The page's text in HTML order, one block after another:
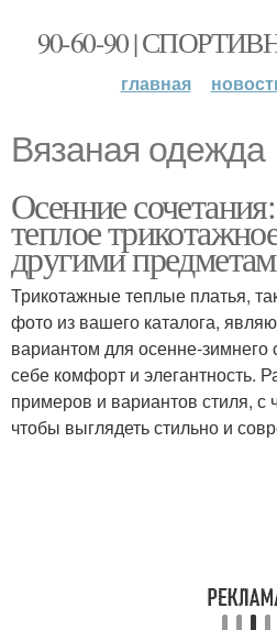
90-60-90 |
главная
Вязаная одежда
Осенние
теплое
другими
Трикотажные теплые платья,
фото из вашего каталога,
вариантом для осенне-зимнего
себе комфорт и элегантность.
примеров и вариантов стиля, с
чтобы выглядеть стильно и